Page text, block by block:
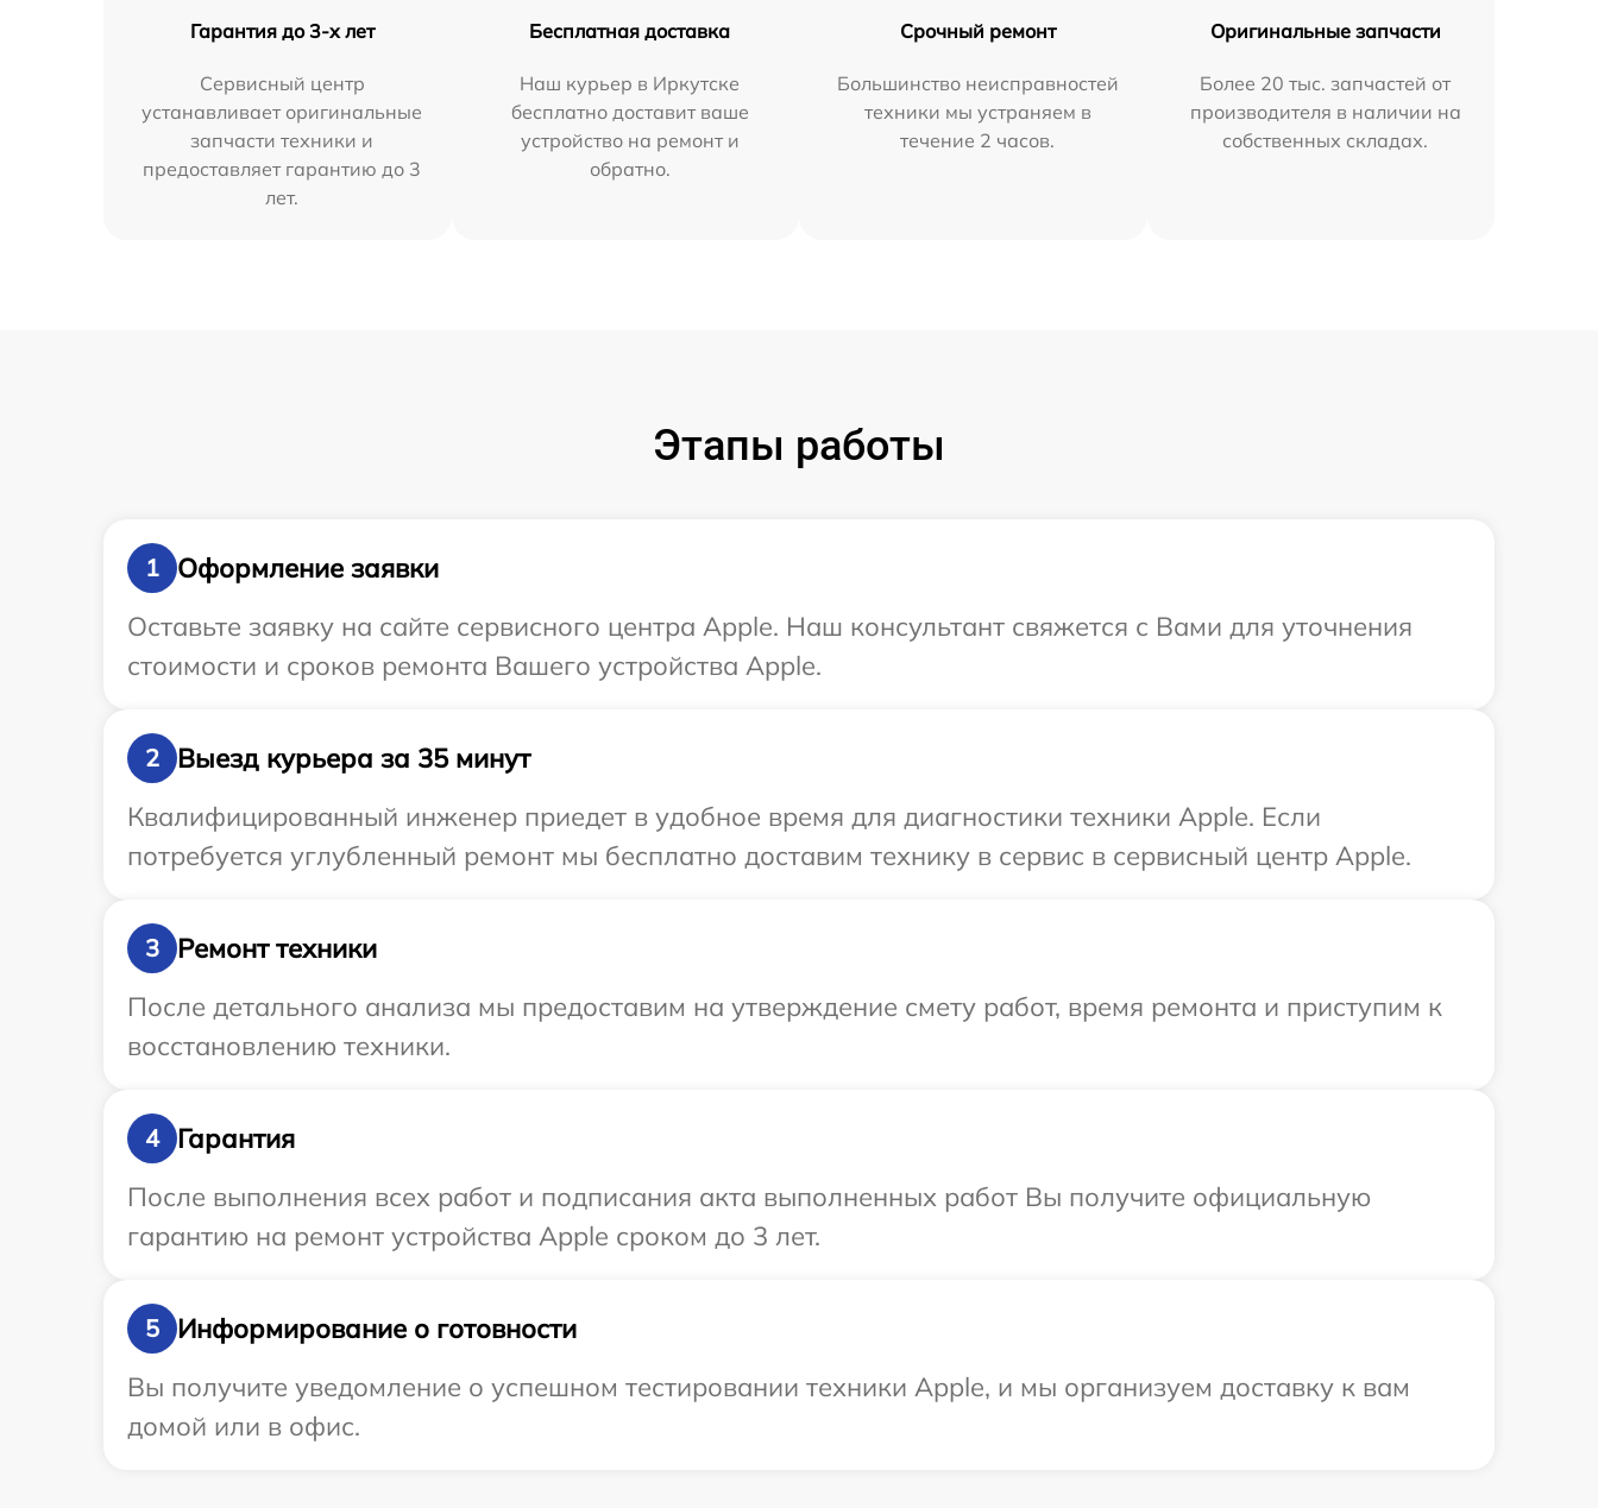
Гарантия до 3-х лет
Сервисный центр
устанавливает оригинальные
запчасти техники и
предоставляет гарантию до 3
лет.
Бесплатная доставка
Наш курьер в Иркутске
бесплатно доставит ваше
устройство на ремонт и
обратно.
Срочный ремонт
Большинство неисправностей
техники мы устраняем в
течение 2 часов.
Оригинальные запчасти
Более 20 тыс. запчастей от
производителя в наличии на
собственных складах.
Этапы работы
1
Оформление заявки
Оставьте заявку на сайте сервисного центра Apple. Наш консультант свяжется с Вами для уточнения
стоимости и сроков ремонта Вашего устройства Apple.
2
Выезд курьера за 35 минут
Квалифицированный инженер приедет в удобное время для диагностики техники Apple. Если
потребуется углубленный ремонт мы бесплатно доставим технику в сервис в сервисный центр Apple.
3
Ремонт техники
После детального анализа мы предоставим на утверждение смету работ, время ремонта и приступим к
восстановлению техники.
4
Гарантия
После выполнения всех работ и подписания акта выполненных работ Вы получите официальную
гарантию на ремонт устройства Apple сроком до 3 лет.
5
Информирование о готовности
Вы получите уведомление о успешном тестировании техники Apple, и мы организуем доставку к вам
домой или в офис.